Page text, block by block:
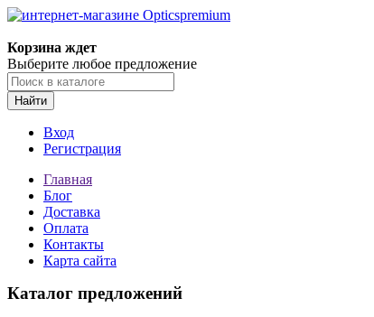
Корзина ждет
Выберите любое предложение
Найти
Вход
Регистрация
Главная
Блог
Доставка
Оплата
Контакты
Карта сайта
Каталог предложений